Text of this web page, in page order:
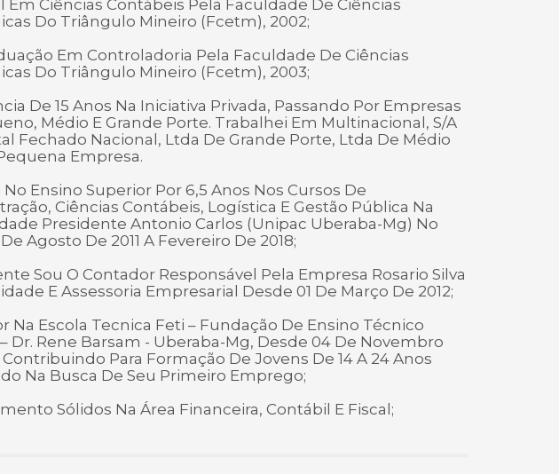
Em Ciências Contábeis Pela Faculdade De Ciências
Do Triângulo Mineiro (Fcetm), 2002;
Em Controladoria Pela Faculdade De Ciências
Do Triângulo Mineiro (Fcetm), 2003;
De 15 Anos Na Iniciativa Privada, Passando Por Empresas
Médio E Grande Porte. Trabalhei Em Multinacional, S/A
Fechado Nacional, Ltda De Grande Porte, Ltda De Médio
Empresa.
Ensino Superior Por 6,5 Anos Nos Cursos De
Ciências Contábeis, Logística E Gestão Pública Na
Presidente Antonio Carlos (Unipac Uberaba-Mg) No
Agosto De 2011 A Fevereiro De 2018;
Sou O Contador Responsável Pela Empresa Rosario Silva
E Assessoria Empresarial Desde 01 De Março De 2012;
Na Escola Tecnica Feti – Fundação De Ensino Técnico
Dr. Rene Barsam - Uberaba-Mg, Desde 04 De Novembro
Contribuindo Para Formação De Jovens De 14 A 24 Anos
Na Busca De Seu Primeiro Emprego;
Sólidos Na Área Financeira, Contábil E Fiscal;